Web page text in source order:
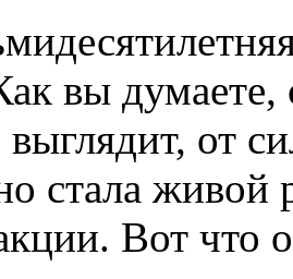
вы
выглядит, от
стала живой
Вот что